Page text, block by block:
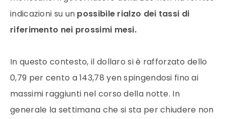
indicazioni su un possibile rialzo dei tassi di
riferimento nei prossimi mesi.
In questo contesto, il dollaro si è rafforzato dello
0,79 per cento a 143,78 yen spingendosi fino ai
massimi raggiunti nel corso della notte. In
generale la settimana che si sta per chiudere non